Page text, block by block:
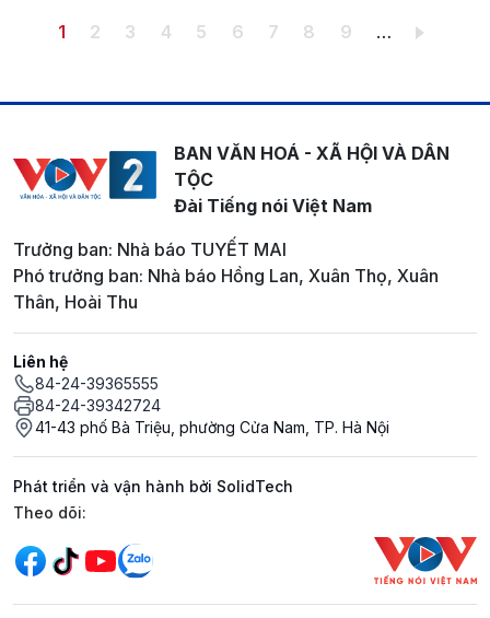
Pagination
Trang hiện thời
1 Trang
2 Trang
3 Trang
4 Trang
5 Trang
6 Trang
7 Trang
8 Trang
9 …
BAN VĂN HOÁ - XÃ HỘI VÀ DÂN
TỘC
Đài Tiếng nói Việt Nam
Trưởng ban: Nhà báo TUYẾT MAI
Phó trưởng ban: Nhà báo Hồng Lan, Xuân Thọ, Xuân
Thân, Hoài Thu
Liên hệ
84-24-39365555
84-24-39342724
41-43 phố Bà Triệu, phường Cửa Nam, TP. Hà Nội
Phát triển và vận hành bởi SolidTech
Mạng xã hội
Theo dõi: